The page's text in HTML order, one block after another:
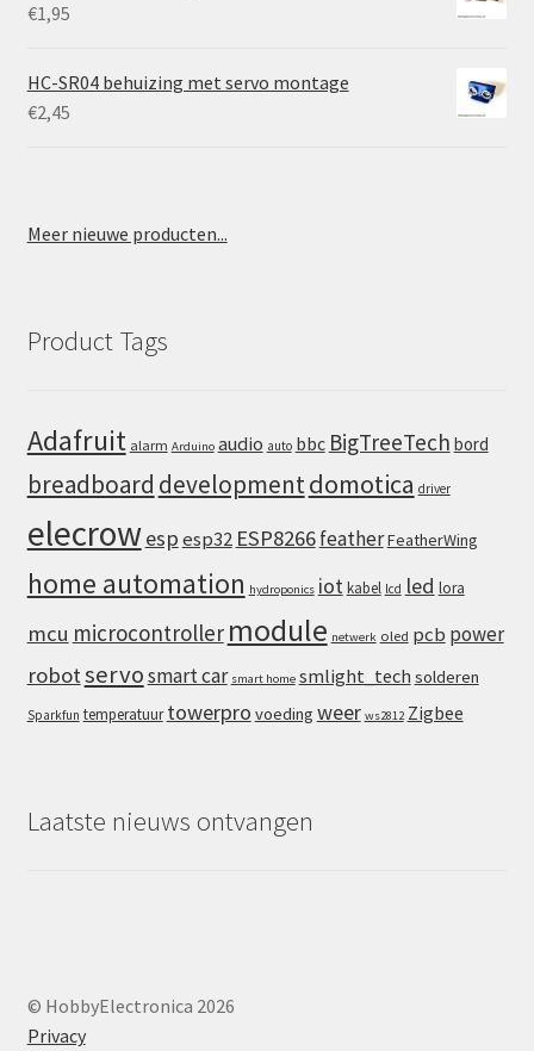
€1,95
HC-SR04 behuizing met servo montage
€2,45
Meer nieuwe producten...
Product Tags
Adafruit alarm Arduino audio auto bbc BigTreeTech bord
breadboard developmentdomotica driver
elecrowespesp32 ESP8266featherFeatherWing
home automation hydroponics iot kabel lcd led lora
mcu microcontroller module netwerk oled pcb power
robotservosmart car smart home smlight_tech solderen
Sparkfun temperatuur towerpro voeding weer ws2812 Zigbee
Laatste nieuws ontvangen
© HobbyElectronica 2026
Privacy